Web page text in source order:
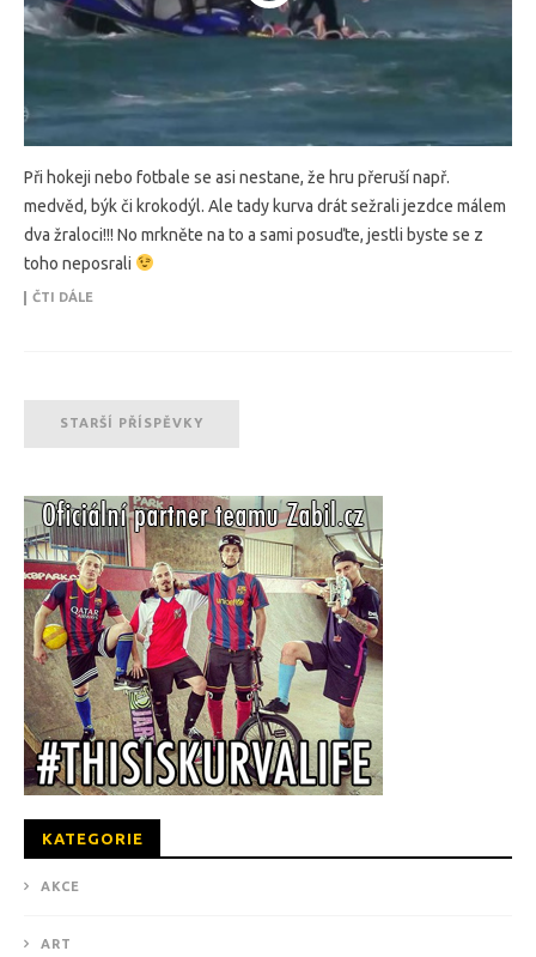
Při hokeji nebo fotbale se asi nestane, že hru přeruší např.
medvěd, býk či krokodýl. Ale tady kurva drát sežrali jezdce málem
dva žraloci!!! No mrkněte na to a sami posuďte, jestli byste se z
toho neposrali
ČTI DÁLE
STARŠÍ PŘÍSPĚVKY
KATEGORIE
AKCE
ART